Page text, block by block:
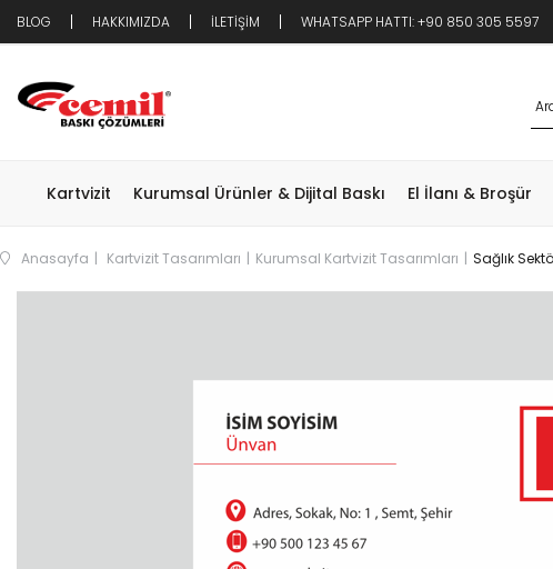
BLOG HAKKIMIZDA İLETİŞİM WHATSAPP HATTI: +90 850 305 5597
Kartvizit Kurumsal Ürünler & Dijital Baskı El İlanı & Broşür
Anasayfa Kartvizit Tasarımları Kurumsal Kartvizit Tasarımları Sağlık